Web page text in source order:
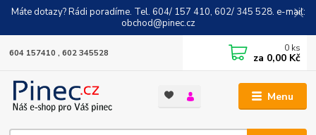
Máte dotazy? Rádi poradíme. Tel. 604/ 157 410, 602/ 345 528. e-mail:
obchod@pinec.cz
Menu
604 157410 , 602 345528 0 ks
za 0,00 Kč